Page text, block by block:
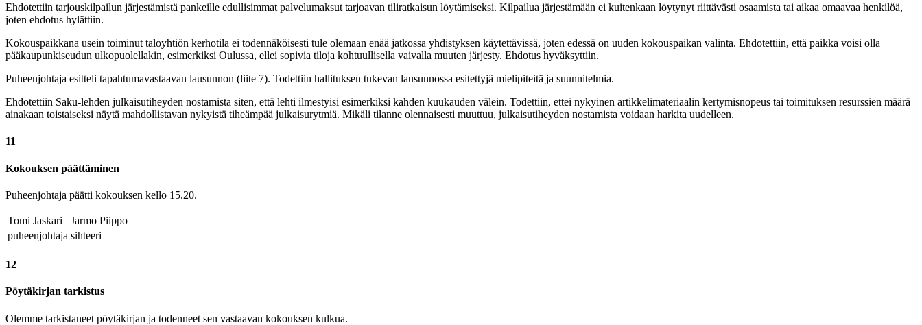
Ehdotettiin tarjouskilpailun järjestämistä pankeille edullisimmat palvelumaksut tarjoavan tiliratkaisun löytämiseksi. Kilpailua järjestämään ei kuitenkaan löytynyt riittävästi osaamista tai aikaa omaavaa henkilöä,
joten ehdotus hylättiin.
Kokouspaikkana usein toiminut taloyhtiön kerhotila ei todennäköisesti tule olemaan enää jatkossa yhdistyksen käytettävissä, joten edessä on uuden kokouspaikan valinta. Ehdotettiin, että paikka voisi olla
pääkaupunkiseudun ulkopuolellakin, esimerkiksi Oulussa, ellei sopivia tiloja kohtuullisella vaivalla muuten järjesty. Ehdotus hyväksyttiin.
Puheenjohtaja esitteli tapahtumavastaavan lausunnon (liite 7). Todettiin hallituksen tukevan lausunnossa esitettyjä mielipiteitä ja suunnitelmia.
Ehdotettiin Saku-lehden julkaisutiheyden nostamista siten, että lehti ilmestyisi esimerkiksi kahden kuukauden välein. Todettiin, ettei nykyinen artikkelimateriaalin kertymisnopeus tai toimituksen resurssien määrä
ainakaan toistaiseksi näytä mahdollistavan nykyistä tiheämpää julkaisurytmiä. Mikäli tilanne olennaisesti muuttuu, julkaisutiheyden nostamista voidaan harkita uudelleen.
11
Kokouksen päättäminen
Puheenjohtaja päätti kokouksen kello 15.20.
Tomi Jaskari
Jarmo Piippo
puheenjohtaja sihteeri
12
Pöytäkirjan tarkistus
Olemme tarkistaneet pöytäkirjan ja todenneet sen vastaavan kokouksen kulkua.